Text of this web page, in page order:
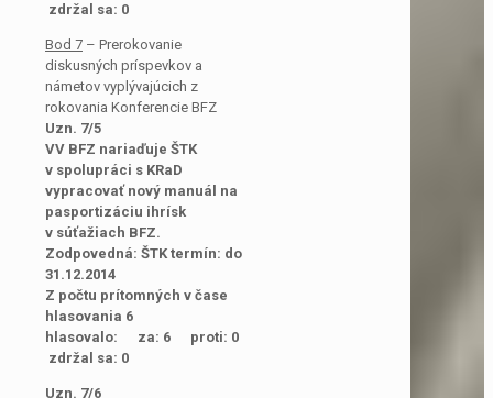
zdržal sa: 0
Bod 7 – Prerokovanie
diskusných príspevkov a
námetov vyplývajúcich z
rokovania Konferencie BFZ
Uzn. 7/5
VV BFZ nariaďuje ŠTK
v spolupráci s KRaD
vypracovať nový manuál na
pasportizáciu ihrísk
v súťažiach BFZ.
Zodpovedná: ŠTK termín: do
31.12.2014
Z počtu prítomných v čase
hlasovania 6
hlasovalo: za: 6 proti: 0
zdržal sa: 0
Uzn. 7/6